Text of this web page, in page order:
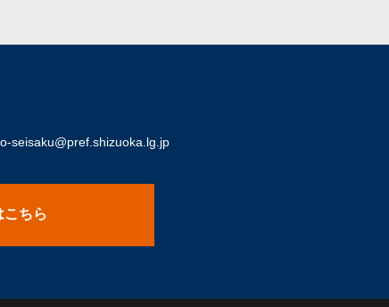
seisaku@pref.shizuoka.lg.jp
こちら